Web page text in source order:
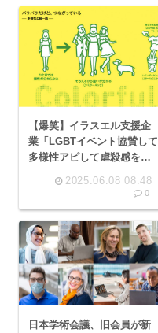
【爆笑】イラスエル支援企
業「LGBTイベント協賛して
多様性アピして虐殺感をか
ト「ダメです。お前ら出禁
2025.06.08 08:48
0
日本学術会議、旧会員が新